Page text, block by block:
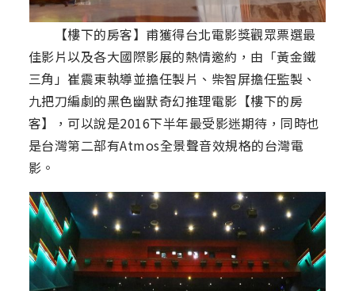
【樓下的房客】甫獲得台北電影獎觀眾票選最
佳影片以及各大國際影展的熱情邀約，由「黃金鐵
三角」崔震東執導並擔任製片、柴智屏擔任監製、
九把刀編劇的黑色幽默奇幻推理電影【樓下的房
客】，可以說是2016下半年最受影迷期待，同時也
是台灣第二部有Atmos全景聲音效規格的台灣電
影。